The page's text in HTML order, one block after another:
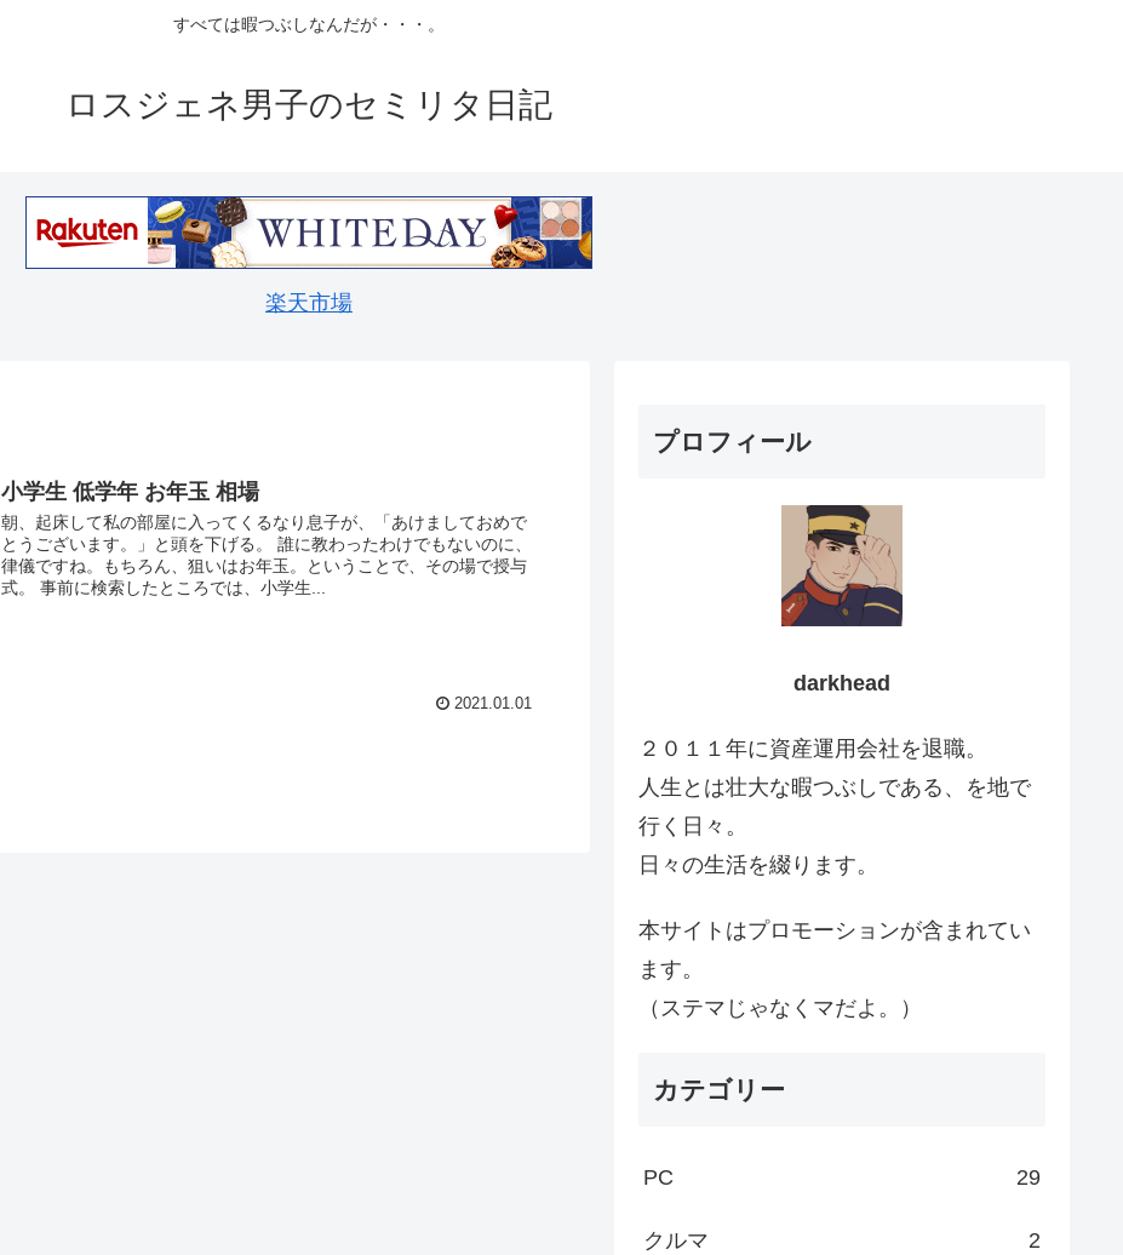
すべては暇つぶしなんだが・・・。
ロスジェネ男子のセミリタ日記
楽天市場
小学生 低学年 お年玉 相場
朝、起床して私の部屋に入ってくるなり息子が、「あけましておめで
とうございます。」と頭を下げる。 誰に教わったわけでもないのに、
律儀ですね。もちろん、狙いはお年玉。ということで、その場で授与
式。 事前に検索したところでは、小学生...
2021.01.01
プロフィール
darkhead
２０１１年に資産運用会社を退職。
人生とは壮大な暇つぶしである、を地で
行く日々。
日々の生活を綴ります。
本サイトはプロモーションが含まれてい
ます。
（ステマじゃなくマだよ。）
カテゴリー
PC 29
クルマ 2